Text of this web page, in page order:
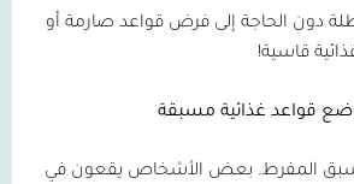
دون الحاجة إلى فرض قواعد صارمة أو
قاسية!
قواعد غذائية مسبقة
المفرط. بعض الأشخاص يقعون في